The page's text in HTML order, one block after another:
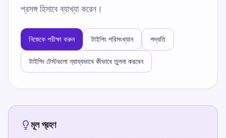
প্রসঙ্গ হিসাবে ব্যাখ্যা করেন।
নিজেকে পরীক্ষা করুন টাইপিং পরিসংখ্যান পদ্ধতি
টাইপিং টেস্টগুলো ন্যায্যভাবে কীভাবে তুলনা করবেন
মূল গ্রহণ